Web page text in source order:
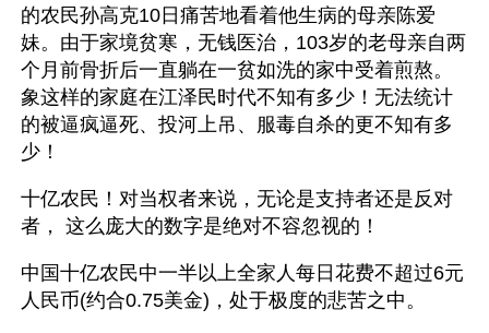
的农民孙高克10日痛苦地看着他生病的母亲陈爱
妹。由于家境贫寒，无钱医治，103岁的老母亲自两
个月前骨折后一直躺在一贫如洗的家中受着煎熬。
象这样的家庭在江泽民时代不知有多少！无法统计
的被逼疯逼死、投河上吊、服毒自杀的更不知有多
少！
十亿农民！对当权者来说，无论是支持者还是反对
者， 这么庞大的数字是绝对不容忽视的！
中国十亿农民中一半以上全家人每日花费不超过6元
人民币(约合0.75美金)，处于极度的悲苦之中。